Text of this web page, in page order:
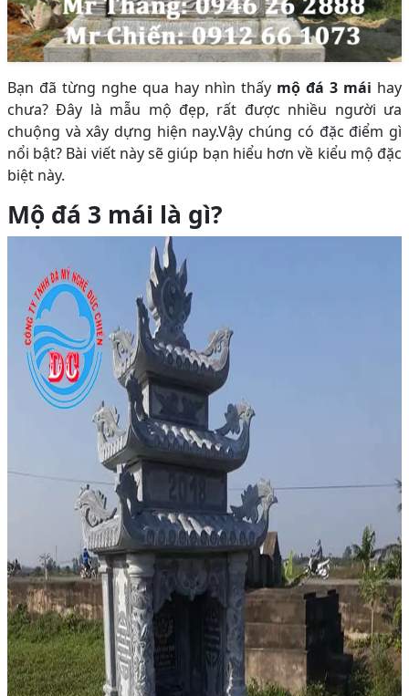
Bạn đã từng nghe qua hay nhìn thấy mộ đá 3 mái hay
chưa? Đây là mẫu mộ đẹp, rất được nhiều người ưa
chuộng và xây dựng hiện nay.Vậy chúng có đặc điểm gì
nổi bật? Bài viết này sẽ giúp bạn hiểu hơn về kiểu mộ đặc
biệt này.
Mộ đá 3 mái là gì?